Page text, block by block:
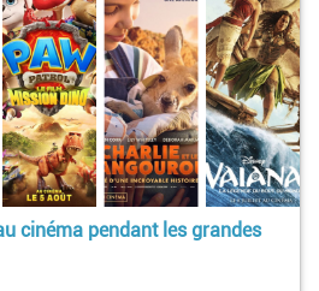
cinéma pendant les grandes